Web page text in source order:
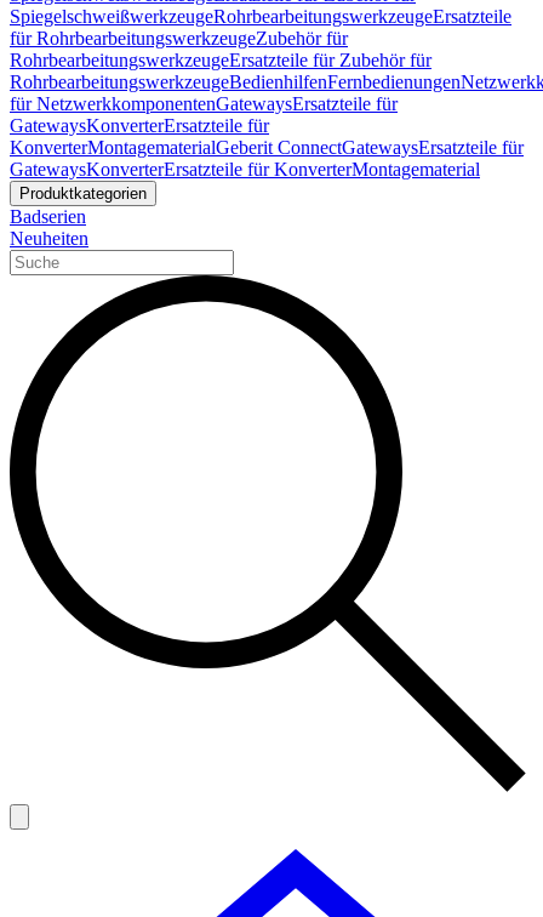
SpiegelschweißwerkzeugeRohrbearbeitungswerkzeugeErsatzteile
für RohrbearbeitungswerkzeugeZubehör für
RohrbearbeitungswerkzeugeErsatzteile für Zubehör für
RohrbearbeitungswerkzeugeBedienhilfenFernbedienungen
für NetzwerkkomponentenGatewaysErsatzteile für
GatewaysKonverterErsatzteile für
KonverterMontagematerialGeberit ConnectGatewaysErsatzteile für
GatewaysKonverterErsatzteile für KonverterMontagematerial
Produktkategorien
Badserien
Neuheiten